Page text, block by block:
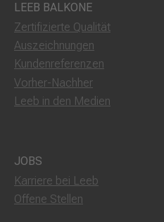
LEEB BALKONE
Zertifizierte Qualität
Auszeichnungen
Kundenreferenzen
Vorher-Nachher
Leeb in den Medien
JOBS
Karriere bei Leeb
Offene Stellen